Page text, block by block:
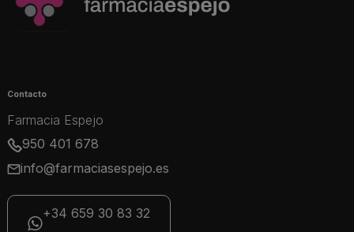
Contacto
Farmacia Espejo
950 401 678
info@farmaciasespejo.es
+34 659 30 83 32